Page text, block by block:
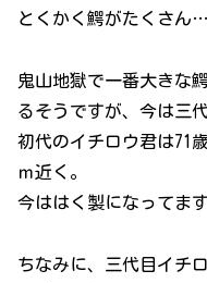
とくかく鰐がたくさん…
鬼山地獄で一番大きな
るそうですが、今は三代
初代のイチロウ君は71
ｍ近く。
今ははく製になってます
ちなみに、三代目イチ